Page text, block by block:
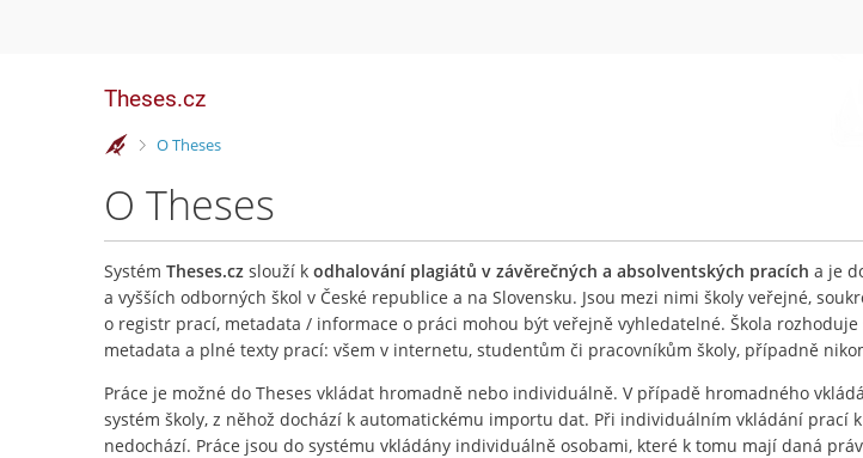
Theses.cz
>
O Theses
O Theses
Systém Theses.cz slouží k odhalování plagiátů v závěrečných a absolventských pracích a je
a vyšších odborných škol v České republice a na Slovensku. Jsou mezi nimi školy veřejné,
o registr prací, metadata / informace o práci mohou být veřejně vyhledatelné. Škola
metadata a plné texty prací: všem v internetu, studentům či pracovníkům školy, případně
Práce je možné do Theses vkládat hromadně nebo individuálně. V případě hromadného
systém školy, z něhož dochází k automatickému importu dat. Při individuálním vkládání prací
nedochází. Práce jsou do systému vkládány individuálně osobami, které k tomu mají daná